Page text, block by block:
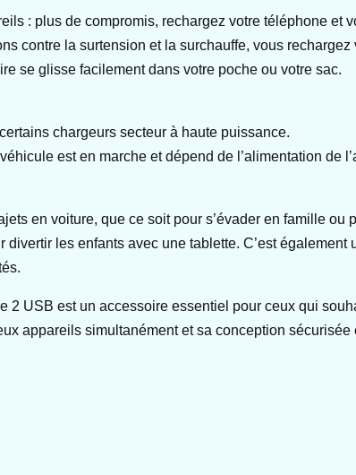
: plus de compromis, rechargez votre téléphone et
contre la surtension et la surchauffe, vous
se glisse facilement dans votre poche ou votre sac.
chargeurs secteur à haute puissance.
est en marche et dépend de l’alimentation de
en voiture, que ce soit pour s’évader en famille
les enfants avec une tablette. C’est
2 USB est un accessoire essentiel pour ceux qui
appareils simultanément et sa conception